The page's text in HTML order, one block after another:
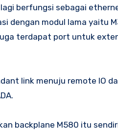
berfungsi sebagai
dengan modul lama yaitu
terdapat port untuk
link menuju remote IO
backplane M580 itu